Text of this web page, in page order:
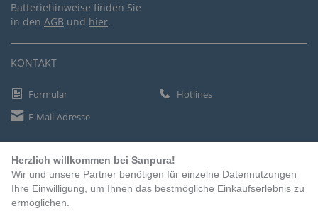
Batteriehinweise finden Sie
in den AGB und hier.
KONTAKT
Formular
Hotlines
E-Mail-Adresse
ZAHLUNGSARTEN
Vorkasse
Herzlich willkommen bei Sanpura!
Wir und unsere Partner benötigen für einzelne Datennutzungen
Ihre Einwilligung, um Ihnen das bestmögliche Einkaufserlebnis zu
ermöglichen.